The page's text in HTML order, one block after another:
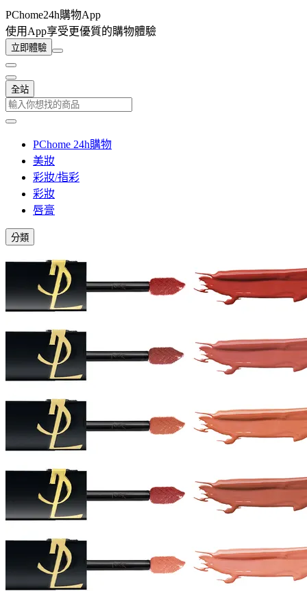
PChome24h購物App
使用App享受更優質的購物體驗
立即體驗
全站
PChome 24h購物
美妝
彩妝/指彩
彩妝
唇膏
分類